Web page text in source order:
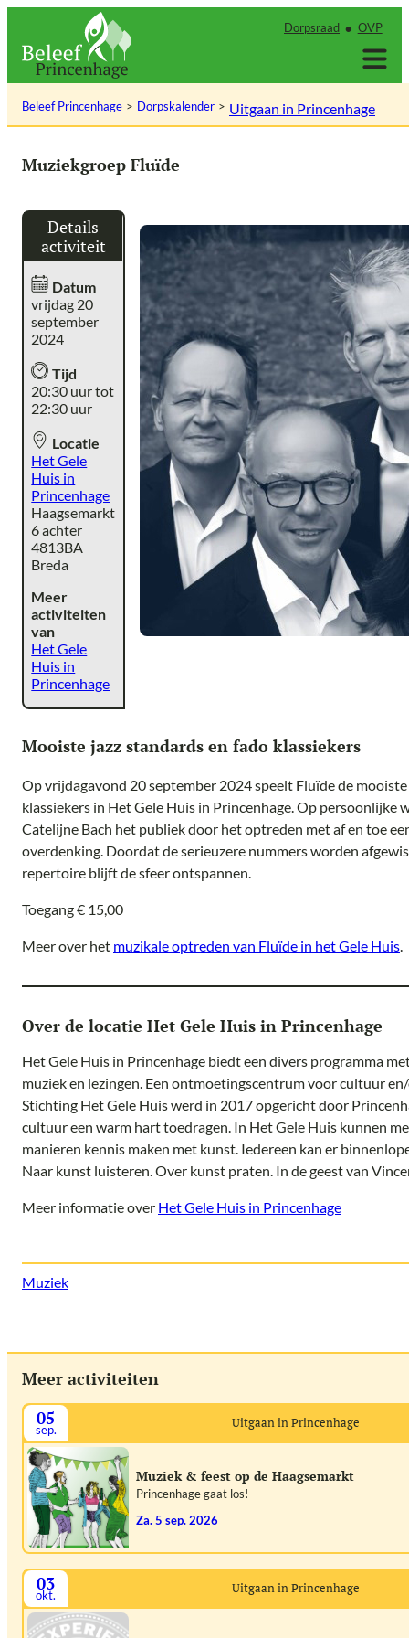
inhoud
Dorpsraad OVP
Beleef Princenhage Dorpskalender Uitgaan in Princenhage
Muziekgroep Fluïde
Details
activiteit
Datum
vrijdag 20
september
2024
Tijd
20:30 uur tot
22:30 uur
Locatie
Het Gele
Huis in
Princenhage
Haagsemarkt
6 achter
4813BA
Breda
Meer
activiteiten
van
Het Gele
Huis in
Princenhage
Mooiste jazz standards en fado klassiekers
Op vrijdagavond 20 september 2024 speelt Fluïde de
klassiekers in Het Gele Huis in Princenhage. Op persoonlijke
Catelijne Bach het publiek door het optreden met af en toe
overdenking. Doordat de serieuzere nummers worden
repertoire blijft de sfeer ontspannen.
Toegang € 15,00
Meer over het muzikale optreden van Fluïde in het Gele Huis.
Over de locatie Het Gele Huis in Princenhage
Het Gele Huis in Princenhage biedt een divers programma
muziek en lezingen. Een ontmoetingscentrum voor cultuur
Stichting Het Gele Huis werd in 2017 opgericht door
cultuur een warm hart toedragen. In Het Gele Huis kunnen
manieren kennis maken met kunst. Iedereen kan er
Naar kunst luisteren. Over kunst praten. In de geest van
Meer informatie over Het Gele Huis in Princenhage
Muziek
Meer activiteiten
05
sep. Uitgaan in Princenhage
Muziek & feest op de Haagsemarkt
Princenhage gaat los!
za. 5 sep. 2026
03
okt. Uitgaan in Princenhage